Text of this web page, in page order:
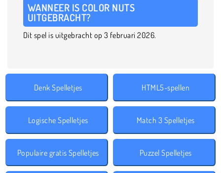
WANNEER IS COLOR NUTS
UITGEBRACHT?
Dit spel is uitgebracht op 3 februari 2026.
Denk Spelletjes HTML5-spellen
Logische Spelletjes Match 3 Spelletjes
Populaire gratis Spelletjes Puzzel Spelletjes